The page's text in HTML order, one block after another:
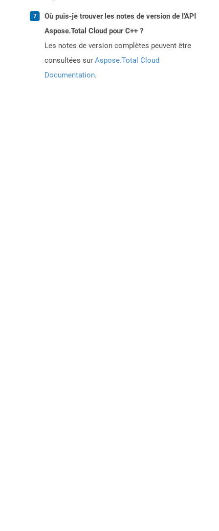
Où puis-je trouver les notes de version de l'API
Aspose.Total Cloud pour C++ ?
Les notes de version complètes peuvent être
consultées sur Aspose.Total Cloud
Documentation.